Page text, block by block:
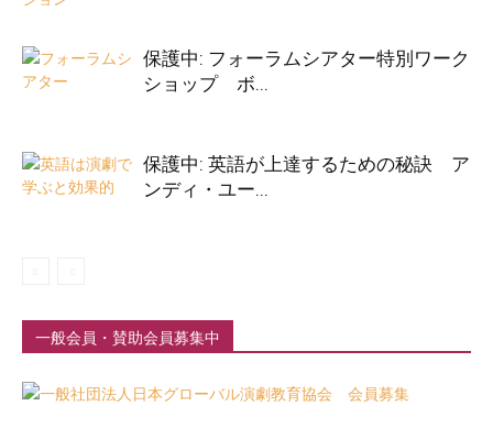
保護中: フォーラムシアター特別ワーク
ショップ ボ...
保護中: 英語が上達するための秘訣 ア
ンディ・ユー...
一般会員・賛助会員募集中